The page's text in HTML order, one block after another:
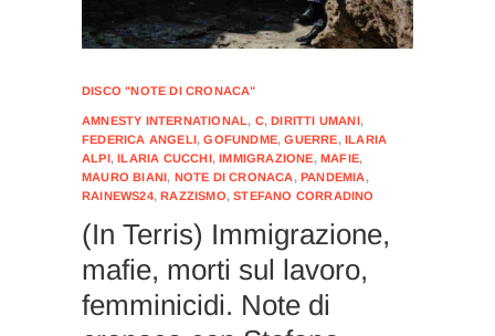
DISCO "NOTE DI CRONACA"
AMNESTY INTERNATIONAL, C,DIRITTI UMANI,
FEDERICA ANGELI,GOFUNDME,GUERRE,ILARIA
ALPI,ILARIA CUCCHI,IMMIGRAZIONE,MAFIE,
MAURO BIANI, NOTE DI CRONACA,PANDEMIA,
RAINEWS24,RAZZISMO,STEFANO CORRADINO
(In Terris) Immigrazione,
mafie, morti sul lavoro,
femminicidi. Note di